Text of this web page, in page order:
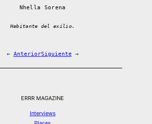
Nhella Sorena
Habitante del exilio.
← AnteriorSiguiente →
ERRR MAGAZINE
Interviews